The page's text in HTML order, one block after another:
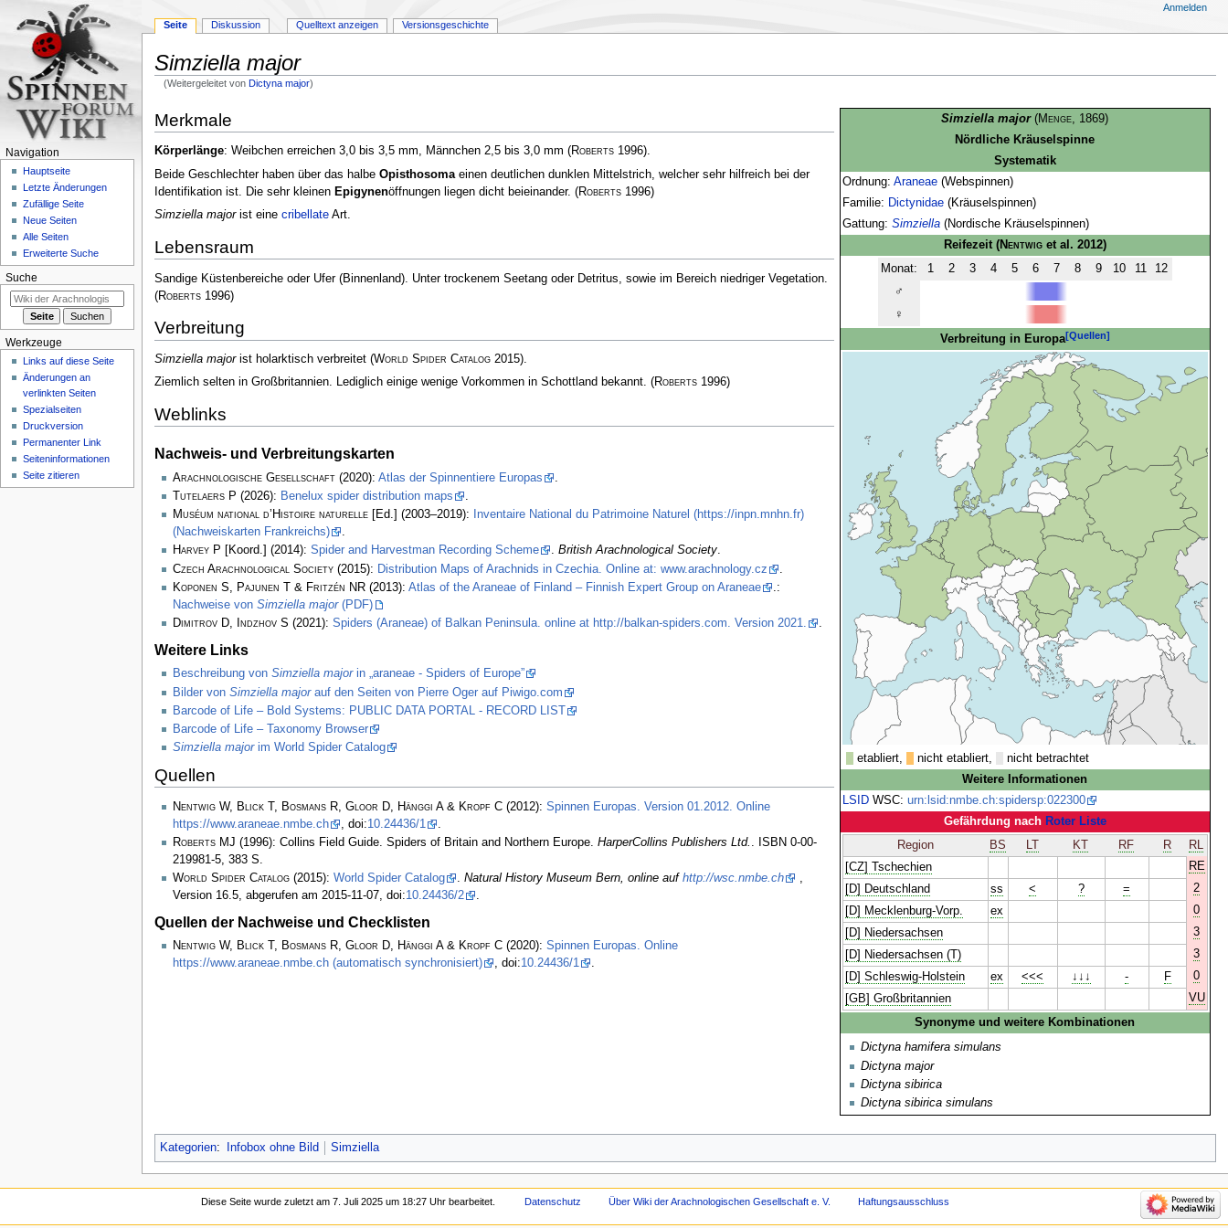
Simziella major
(Weitergeleitet von Dictyna major)
Navigation
springen
Suche
springen
Simziella major (Menge, 1869)
Nördliche Kräuselspinne
Systematik
Ordnung: Araneae(Webspinnen)
Familie: Dictynidae(Kräuselspinnen)
Gattung: Simziella(Nordische Kräuselspinnen)
Reifezeit (Nentwiget al. 2012)
Monat:
1 2 3 4 5 6 7 8 9 10 11
12
♂
♀
Verbreitung in Europa[Quellen]
etabliert, nicht etabliert,
nicht betrachtet
Weitere Informationen
LSIDWSC: urn:lsid:nmbe.ch:spidersp:022300
Gefährdung nach Roter Liste
Region
BS LT KT RF R
RL
[CZ] Tschechien
RE
[D] Deutschland
ss < ? =
2
[D] Mecklenburg-Vorp.
ex
0
[D] Niedersachsen
3
[D] Niedersachsen (T)
3
[D] Schleswig-Holstein
ex <<< ↓↓↓ - F
0
[GB] Großbritannien
VU
Synonyme und weitere Kombinationen
Dictyna hamifera simulans
Dictyna major
Dictyna sibirica
Dictyna sibirica simulans
Merkmale
Körperlänge: Weibchen erreichen 3,0 bis 3,5 mm, Männchen 2,5 bis 3,0 mm (Roberts1996).
Beide Geschlechter haben über das halbe Opisthosomaeinen deutlichen dunklen Mittelstrich, welcher sehr hilfreich bei der
Identifikation ist. Die sehr kleinen Epigynenöffnungen liegen dicht beieinander. (Roberts1996)
Simziella majorist eine cribellateArt.
Lebensraum
Sandige Küstenbereiche oder Ufer (Binnenland). Unter trockenem Seetang oder Detritus, sowie im Bereich niedriger Vegetation.
(Roberts1996)
Verbreitung
Simziella majorist holarktisch verbreitet (World Spider Catalog2015).
Ziemlich selten in Großbritannien. Lediglich einige wenige Vorkommen in Schottland bekannt. (Roberts1996)
Weblinks
Nachweis- und Verbreitungskarten
Arachnologische Gesellschaft(2020): Atlas der Spinnentiere Europas
Tutelaers P (2026): Benelux spider distribution maps
.
Muséum national d’Histoire naturelle[Ed.] (2003–2019):
Inventaire National du Patrimoine Naturel (https://inpn.mnhn.fr)
(Nachweiskarten Frankreichs)
.
Harvey P [Koord.] (2014): Spider and Harvestman Recording Scheme . British Arachnological Society.
Czech Arachnological Society(2015): Distribution Maps of Arachnids in Czechia. Online at: www.arachnology.cz
Koponen S, Pajunen T & Fritzén NR(2013): Atlas of the Araneae of Finland – Finnish Expert Group on Araneae
.:
Nachweise von Simziella major(PDF)
Dimitrov D, Indzhov S (2021): Spiders (Araneae) of Balkan Peninsula. online at http://balkan-spiders.com. Version 2021. .
Weitere Links
Beschreibung von Simziella majorin „araneae - Spiders of Europe”
Bilder von Simziella majorauf den Seiten von Pierre Oger auf Piwigo.com
Barcode of Life – Bold Systems: PUBLIC DATA PORTAL - RECORD LIST
Barcode of Life – Taxonomy Browser
Simziella majorim World Spider Catalog
Quellen
Nentwig W, Blick T, Bosmans R, Gloor D, Hänggi A & Kropf C(2012): Spinnen Europas. Version 01.2012. Online
https://www.araneae.nmbe.ch
, doi:10.24436/1
Roberts MJ (1996): Collins Field Guide. Spiders of Britain and Northern Europe. HarperCollins Publishers Ltd. . ISBN 0-00-
219981-5, 383 S.
World Spider Catalog(2015): World Spider Catalog . Natural History Museum Bern, online auf http://wsc.nmbe.ch
,
Version 16.5, abgerufen am 2015-11-07, doi:10.24436/2 .
Quellen der Nachweise und Checklisten
Nentwig W, Blick T, Bosmans R, Gloor D, Hänggi A & Kropf C(2020): Spinnen Europas. Online
https://www.araneae.nmbe.ch (automatisch synchronisiert)
, doi:10.24436/1 .
Kategorien: Infobox ohne Bild Simziella
Seite Diskussion Quelltext anzeigen Versionsgeschichte
Anmelden
Navigation
Hauptseite
Letzte Änderungen
Zufällige Seite
Neue Seiten
Alle Seiten
Erweiterte Suche
Suche
Werkzeuge
Links auf diese Seite
Änderungen an
verlinkten Seiten
Spezialseiten
Druckversion
Permanenter Link
Seiten­­informationen
Seite zitieren
Diese Seite wurde zuletzt am 7. Juli 2025 um 18:27 Uhr bearbeitet. Datenschutz Über Wiki der Arachnologischen Gesellschaft e. V. Haftungsausschluss